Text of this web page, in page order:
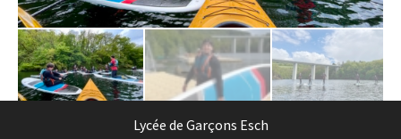
Lycée de Garçons Esch